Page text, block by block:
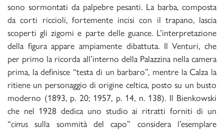
sono sormontati da palpebre pesanti. La barba, composta
da corti riccioli, fortemente incisi con il trapano, lascia
scoperti gli zigomi e parte delle guance. L’interpretazione
della figura appare ampiamente dibattuta. Il Venturi, che
per primo la ricorda all’interno della Palazzina nella camera
prima, la definisce “testa di un barbaro”, mentre la Calza la
ritiene un personaggio di origine celtica, posto su un busto
moderno (1893, p. 20; 1957, p. 14, n. 138). Il Bienkowski
che nel 1928 dedica uno studio ai ritratti forniti di un
“cirrussulla sommità del capo” considera l’esemplare